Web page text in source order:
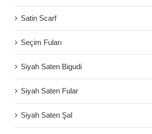
Satin Scarf
Seçim Fuları
Siyah Saten Bigudi
Siyah Saten Fular
Siyah Saten Şal